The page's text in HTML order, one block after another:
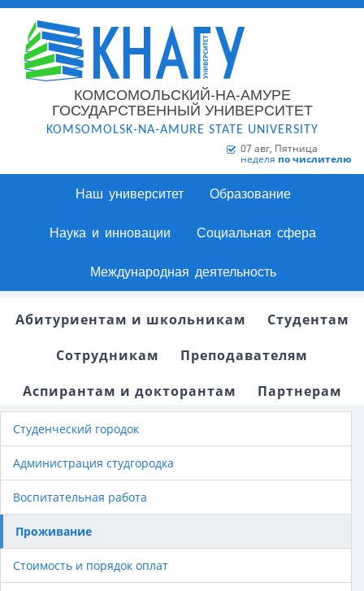
КОМСОМОЛЬСКИЙ-НА-АМУРЕ
ГОСУДАРСТВЕННЫЙ УНИВЕРСИТЕТ
KOMSOMOLSK-NA-AMURE STATE UNIVERSITY
07 авг, Пятница
неделя по числителю
Наш университет Образование
Наука и инновации Социальная сфера
Международная деятельность
Абитуриентам и школьникам
Студентам
Сотрудникам
Преподавателям
Аспирантам и докторантам
Партнерам
Студенческий городок
Администрация студгородка
Воспитательная работа
Проживание
Стоимость и порядок оплат